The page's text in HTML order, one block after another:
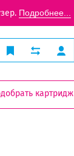
Подробнее...
картридж